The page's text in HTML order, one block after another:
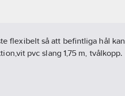
flexibelt så att befintliga hål kan
pvc slang 1,75 m, tvålkopp.